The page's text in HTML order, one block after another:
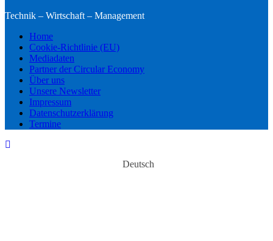
Technik – Wirtschaft – Management
Home
Cookie-Richtlinie (EU)
Mediadaten
Partner der Circular Economy
Über uns
Unsere Newsletter
Impressum
Datenschutzerklärung
Termine
Deutsch